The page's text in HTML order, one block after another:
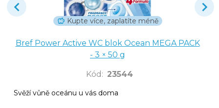
Kupte více, zaplatíte méně
Bref Power Active WC blok Ocean MEGA PACK
- 3 × 50 g
Kód : 23544
Svěží vůně oceánu u vás doma